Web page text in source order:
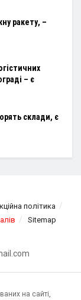
ракету, –
– є
склади, є
політика
Sitemap
на сайті,